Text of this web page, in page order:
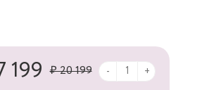
199 ₽ 20 199 - +